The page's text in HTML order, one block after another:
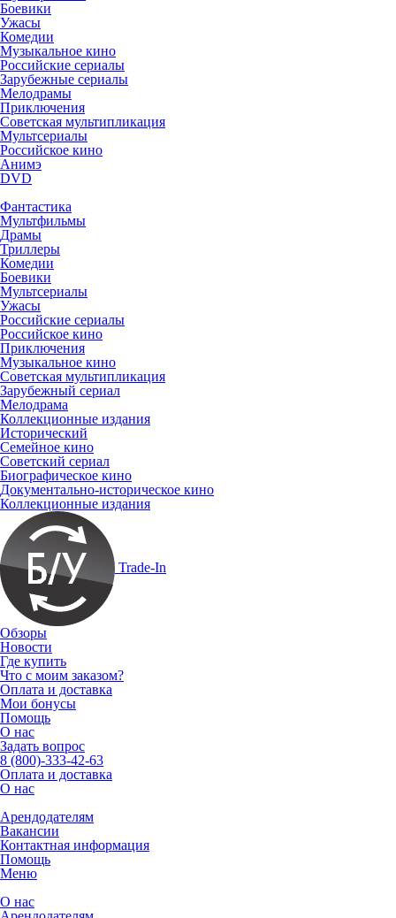
Боевики
Ужасы
Комедии
Музыкальное кино
Российские сериалы
Зарубежные сериалы
Мелодрамы
Приключения
Советская мультипликация
Мультсериалы
Российское кино
Анимэ
DVD
Фантастика
Мультфильмы
Драмы
Триллеры
Комедии
Боевики
Мультсериалы
Ужасы
Российские сериалы
Российское кино
Приключения
Музыкальное кино
Советская мультипликация
Зарубежный сериал
Мелодрама
Коллекционные издания
Исторический
Семейное кино
Советский сериал
Биографическое кино
Документально-историческое кино
Коллекционные издания
Trade-In
Обзоры
Новости
Где купить
Что с моим заказом?
Оплата и доставка
Мои бонусы
Помощь
О нас
Задать вопрос
8 (800)-333-42-63
Оплата и доставка
О нас
Арендодателям
Вакансии
Контактная информация
Помощь
Меню
О нас